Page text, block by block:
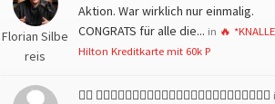
Florian Silbe
reis
Aktion. War wirklich nur einmalig.
CONGRATS für alle die... in 🔥
Hilton Kreditkarte mit 60k P
👍🏻 👍🏻👍🏻👍🏻👍🏻👍🏻👍🏻👍🏻👍🏻👍🏻👍🏻👍🏻👍🏻